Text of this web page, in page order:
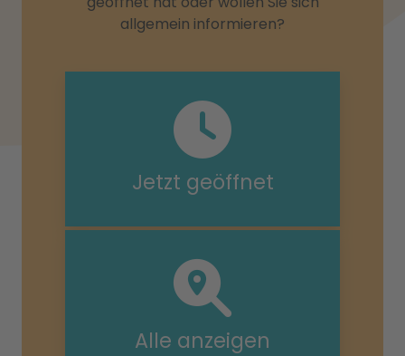
allgemein informieren?
Jetzt geöffnet
Alle anzeigen